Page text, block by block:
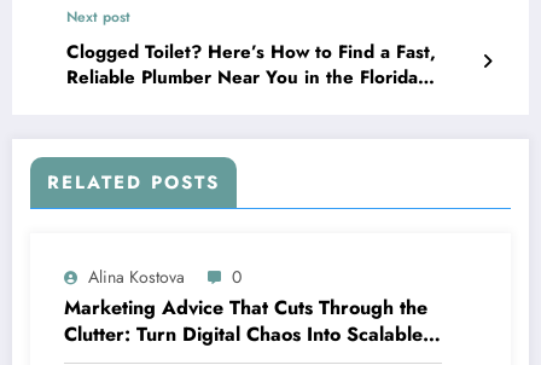
Next post
Clogged Toilet? Here’s How to Find a Fast,
Reliable Plumber Near You in the Florida
RELATED POSTS
Alina Kostova 0
Marketing Advice That Cuts Through the
Clutter: Turn Digital Chaos Into Scalable